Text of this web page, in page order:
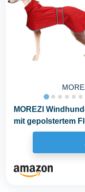
MOREZI
mit gepolstertem